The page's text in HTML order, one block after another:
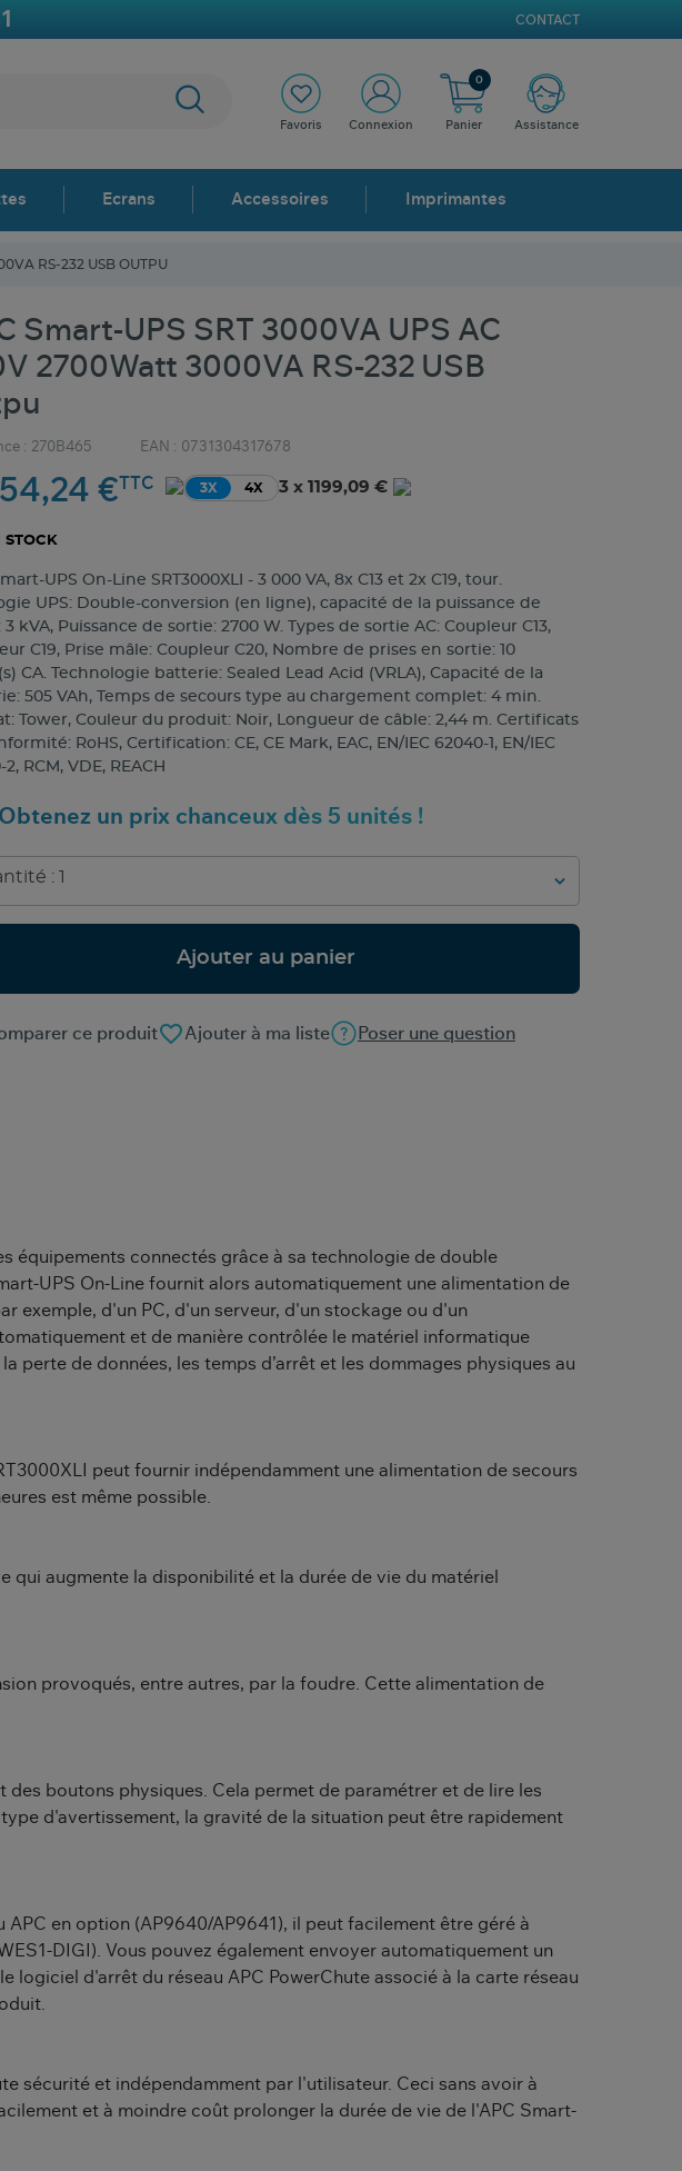
CONTACT
Favoris Connexion Panier
0
Assistance
Ecrans Accessoires Imprimantes
RS-232 USB OUTPU
Smart-UPS SRT 3000VA UPS AC
2700Watt 3000VA RS-232 USB
: 270B465 EAN : 0731304317678
€TTC 3X 4X 3 x 1199,09 €
STOCK
UPS On-Line SRT3000XLI - 3 000 VA, 8x C13 et 2x C19, tour.
UPS: Double-conversion (en ligne), capacité de la puissance de
3 kVA, Puissance de sortie: 2700 W. Types de sortie AC: Coupleur C13,
C19, Prise mâle: Coupleur C20, Nombre de prises en sortie: 10
CA. Technologie batterie: Sealed Lead Acid (VRLA), Capacité de la
505 VAh, Temps de secours type au chargement complet: 4 min.
Tower, Couleur du produit: Noir, Longueur de câble: 2,44 m. Certificats
RoHS, Certification: CE, CE Mark, EAC, EN/IEC 62040-1, EN/IEC
RCM, VDE, REACH
Obtenez un prix chanceux dès 5 unités !
Ajouter au panier
favorite_borderAjouter à ma liste Poser une question
ce produit
équipements connectés grâce à sa technologie de double
UPS On-Line fournit alors automatiquement une alimentation de
exemple, d'un PC, d'un serveur, d'un stockage ou d'un
et de manière contrôlée le matériel informatique
de données, les temps d’arrêt et les dommages physiques au
peut fournir indépendamment une alimentation de secours
est même possible.
qui augmente la disponibilité et la durée de vie du matériel
provoqués, entre autres, par la foudre. Cette alimentation de
des boutons physiques. Cela permet de paramétrer et de lire les
d'avertissement, la gravité de la situation peut être rapidement
en option (AP9640/AP9641), il peut facilement être géré à
DIGI). Vous pouvez également envoyer automatiquement un
logiciel d'arrêt du réseau APC PowerChute associé à la carte réseau
sécurité et indépendamment par l'utilisateur. Ceci sans avoir à
et à moindre coût prolonger la durée de vie de l'APC Smart-